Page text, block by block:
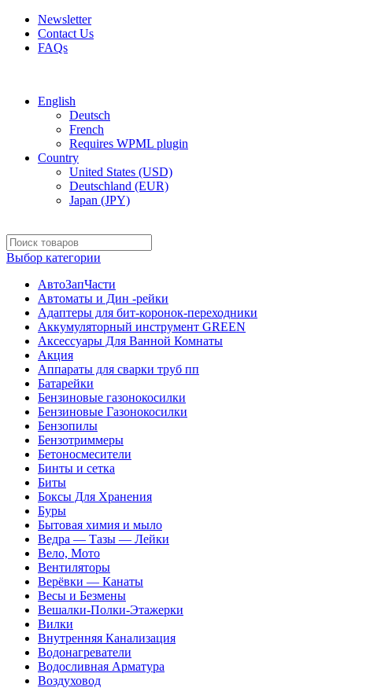
Newsletter
Contact Us
FAQs
English
Deutsch
French
Requires WPML plugin
Country
United States (USD)
Deutschland (EUR)
Japan (JPY)
Выбор категории
АвтоЗапЧасти
Автоматы и Дин -рейки
Адаптеры для бит-коронок-переходники
Аккумуляторный инструмент GREEN
Аксессуары Для Ванной Комнаты
Акция
Аппараты для сварки труб пп
Батарейки
Бензиновые газонокосилки
Бензиновые Газонокосилки
Бензопилы
Бензотриммеры
Бетоносмесители
Бинты и сетка
Биты
Боксы Для Хранения
Буры
Бытовая химия и мыло
Ведра — Тазы — Лейки
Вело, Мото
Вентиляторы
Верёвки — Канаты
Весы и Безмены
Вешалки-Полки-Этажерки
Вилки
Внутренняя Канализация
Водонагреватели
Водосливная Арматура
Воздуховод